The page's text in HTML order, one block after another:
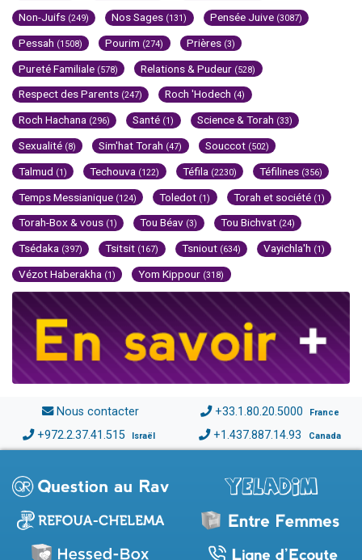
Non-Juifs (249) Nos Sages (131) Pensée Juive (3087)
Pessah (1508) Pourim (274) Prières (3)
Pureté Familiale (578) Relations & Pudeur (528)
Respect des Parents (247) Roch 'Hodech (4)
Roch Hachana (296) Santé (1) Science & Torah (33)
Sexualité (8) Sim'hat Torah (47) Souccot (502)
Talmud (1) Techouva (122) Téfila (2230) Téfilines (356)
Temps Messianique (124) Toledot (1) Torah et société (1)
Torah-Box & vous (1) Tou Béav (3) Tou Bichvat (24)
Tsédaka (397) Tsitsit (167) Tsniout (634) Vayichla'h (1)
Vézot Haberakha (1) Yom Kippour (318)
Nous contacter +33.1.80.20.5000 France
+972.2.37.41.515 Israël +1.437.887.14.93 Canada